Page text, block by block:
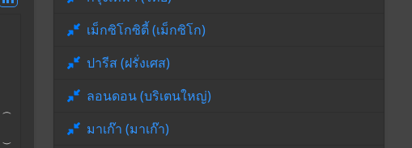
เม็กซิโกซิตี้ (เม็กซิโก)
ปารีส (ฝรั่งเศส)
ลอนดอน (บริเตนใหญ่)
มาเก๊า (มาเก๊า)